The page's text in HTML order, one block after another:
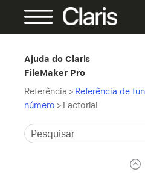
Ajuda do Claris
FileMaker Pro
Referência > Referência de
número > Factorial